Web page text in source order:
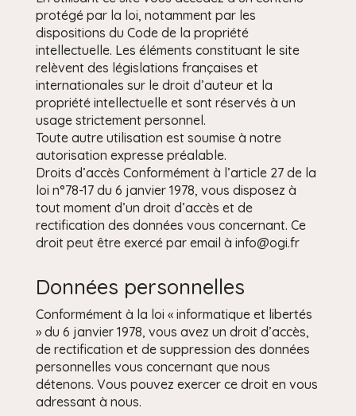
protégé par la loi, notamment par les
dispositions du Code de la propriété
intellectuelle. Les éléments constituant le site
relèvent des législations françaises et
internationales sur le droit d’auteur et la
propriété intellectuelle et sont réservés à un
usage strictement personnel.
Toute autre utilisation est soumise à notre
autorisation expresse préalable.
Droits d’accès Conformément à l’article 27 de la
loi n°78-17 du 6 janvier 1978, vous disposez à
tout moment d’un droit d’accès et de
rectification des données vous concernant. Ce
droit peut être exercé par email à info@ogi.fr
Données personnelles
Conformément à la loi « informatique et libertés
» du 6 janvier 1978, vous avez un droit d’accès,
de rectification et de suppression des données
personnelles vous concernant que nous
détenons. Vous pouvez exercer ce droit en vous
adressant à nous.